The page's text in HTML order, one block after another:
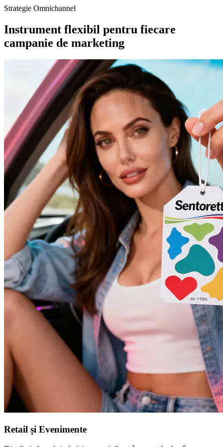
Strategie Omnichannel
Instrument flexibil pentru fiecare
campanie de marketing
Retail și Evenimente